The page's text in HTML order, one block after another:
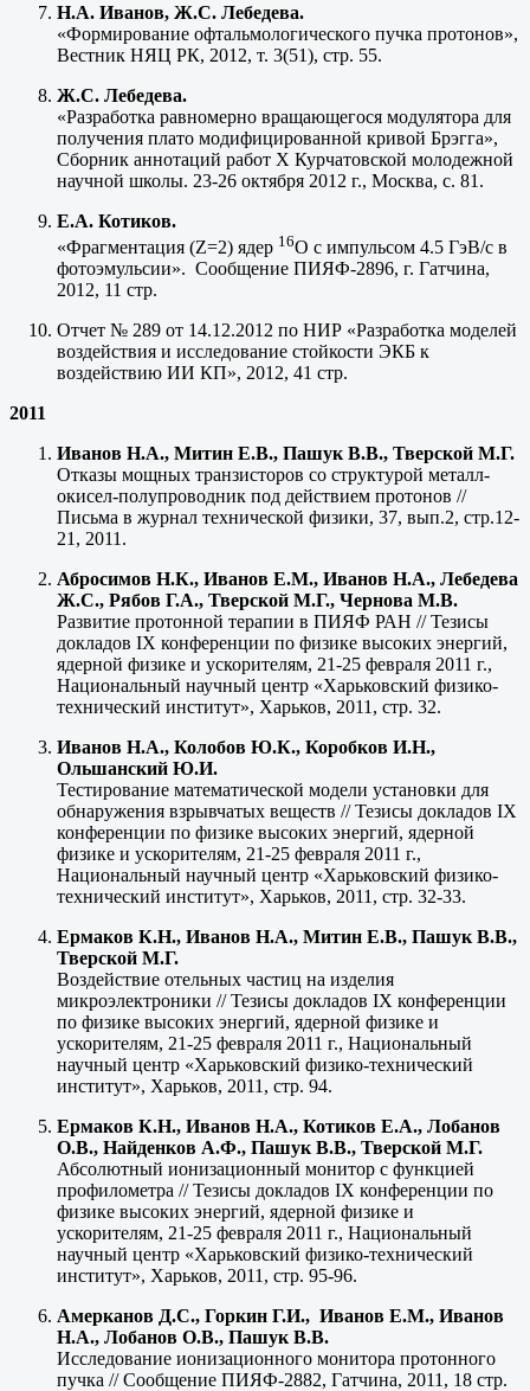
Н.А. Иванов, Ж.С. Лебедева.
«Формирование офтальмологического пучка протонов»,
Вестник НЯЦ РК, 2012, т. 3(51), стр. 55.
Ж.С. Лебедева.
«Разработка равномерно вращающегося модулятора для
получения плато модифицированной кривой Брэгга»,
Сборник аннотаций работ X Курчатовской молодежной
научной школы. 23-26 октября 2012 г., Москва, с. 81.
Е.А. Котиков.
«Фрагментация (Z=2) ядер 16О с импульсом 4.5 ГэВ/с в
фотоэмульсии». Сообщение ПИЯФ-2896, г. Гатчина,
2012, 11 стр.
Отчет № 289 от 14.12.2012 по НИР «Разработка моделей
воздействия и исследование стойкости ЭКБ к
воздействию ИИ КП», 2012, 41 стр.
2011
Иванов Н.А., Митин Е.В., Пашук В.В., Тверской М.Г.
Отказы мощных транзисторов со структурой металл-
окисел-полупроводник под действием протонов //
Письма в журнал технической физики, 37, вып.2, стр.12-
21, 2011.
Абросимов Н.К., Иванов Е.М., Иванов Н.А., Лебедева
Ж.С., Рябов Г.А., Тверской М.Г., Чернова М.В.
Развитие протонной терапии в ПИЯФ РАН // Тезисы
докладов IХ конференции по физике высоких энергий,
ядерной физике и ускорителям, 21-25 февраля 2011 г.,
Национальный научный центр «Харьковский физико-
технический институт», Харьков, 2011, стр. 32.
Иванов Н.А., Колобов Ю.К., Коробков И.Н.,
Ольшанский Ю.И.
Тестирование математической модели установки для
обнаружения взрывчатых веществ // Тезисы докладов IХ
конференции по физике высоких энергий, ядерной
физике и ускорителям, 21-25 февраля 2011 г.,
Национальный научный центр «Харьковский физико-
технический институт», Харьков, 2011, стр. 32-33.
Ермаков К.Н., Иванов Н.А., Митин Е.В., Пашук В.В.,
Тверской М.Г.
Воздействие отельных частиц на изделия
микроэлектроники // Тезисы докладов IХ конференции
по физике высоких энергий, ядерной физике и
ускорителям, 21-25 февраля 2011 г., Национальный
научный центр «Харьковский физико-технический
институт», Харьков, 2011, стр. 94.
Ермаков К.Н., Иванов Н.А., Котиков Е.А., Лобанов
О.В., Найденков А.Ф., Пашук В.В., Тверской М.Г.
Абсолютный ионизационный монитор с функцией
профилометра // Тезисы докладов IХ конференции по
физике высоких энергий, ядерной физике и
ускорителям, 21-25 февраля 2011 г., Национальный
научный центр «Харьковский физико-технический
институт», Харьков, 2011, стр. 95-96.
Амерканов Д.С., Горкин Г.И., Иванов Е.М., Иванов
Н.А., Лобанов О.В., Пашук В.В.
Исследование ионизационного монитора протонного
пучка // Сообщение ПИЯФ-2882, Гатчина, 2011, 18 стр.